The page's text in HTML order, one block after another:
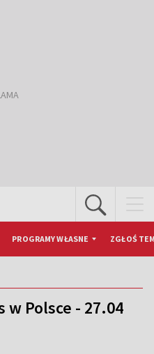
PROGRAMY WŁASNE ZGŁOŚ
Polsce - 27.04